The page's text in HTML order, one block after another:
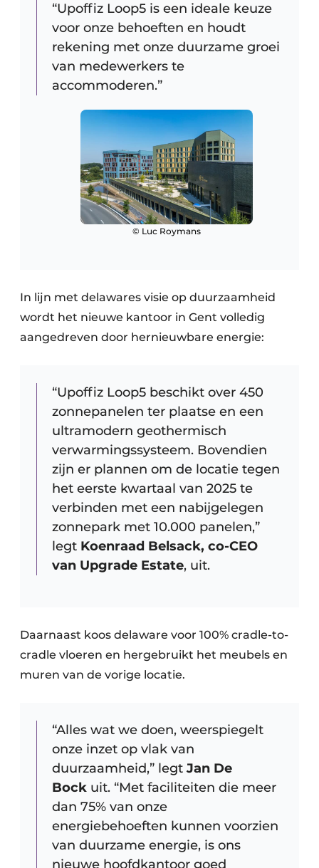
“Upoffiz Loop5 is een ideale keuze
voor onze behoeften en houdt
rekening met onze duurzame groei
van medewerkers te
accommoderen.”
© Luc Roymans
In lijn met delawares visie op duurzaamheid
wordt het nieuwe kantoor in Gent volledig
aangedreven door hernieuwbare energie:
“Upoffiz Loop5 beschikt over 450
zonnepanelen ter plaatse en een
ultramodern geothermisch
verwarmingssysteem. Bovendien
zijn er plannen om de locatie tegen
het eerste kwartaal van 2025 te
verbinden met een nabijgelegen
zonnepark met 10.000 panelen,”
legt Koenraad Belsack, co-CEO
van Upgrade Estate, uit.
Daarnaast koos delaware voor 100% cradle-to-
cradle vloeren en hergebruikt het meubels en
muren van de vorige locatie.
“Alles wat we doen, weerspiegelt
onze inzet op vlak van
duurzaamheid,” legt Jan De
Bock uit. “Met faciliteiten die meer
dan 75% van onze
energiebehoeften kunnen voorzien
van duurzame energie, is ons
nieuwe hoofdkantoor goed